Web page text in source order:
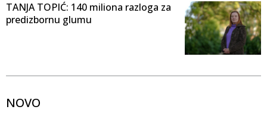
TANJA TOPIĆ: 140 miliona razloga za
predizbornu glumu
NOVO